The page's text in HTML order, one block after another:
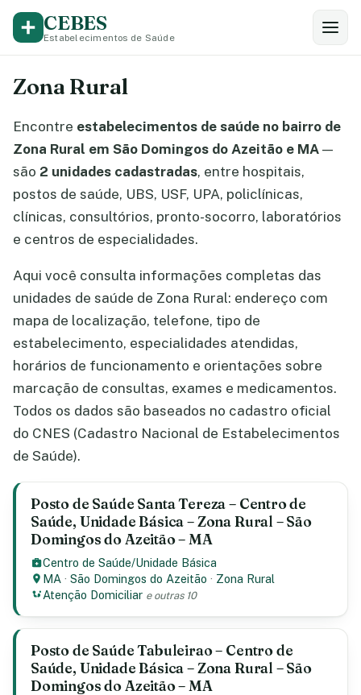
CEBES
Estabelecimentos de Saúde
Zona Rural
Encontre estabelecimentos de saúde no bairro de
Zona Rural em São Domingos do Azeitão e MA —
são 2 unidades cadastradas, entre hospitais,
postos de saúde, UBS, USF, UPA, policlínicas,
clínicas, consultórios, pronto-socorro, laboratórios
e centros de especialidades.
Aqui você consulta informações completas das
unidades de saúde de Zona Rural: endereço com
mapa de localização, telefone, tipo de
estabelecimento, especialidades atendidas,
horários de funcionamento e orientações sobre
marcação de consultas, exames e medicamentos.
Todos os dados são baseados no cadastro oficial
do CNES (Cadastro Nacional de Estabelecimentos
de Saúde).
Posto de Saúde Santa Tereza – Centro de
Saúde, Unidade Básica – Zona Rural – São
Domingos do Azeitão – MA
Centro de Saúde/Unidade Básica
MA ·São Domingos do Azeitão · Zona Rural
Atenção Domiciliar e outras 10
Posto de Saúde Tabuleirao – Centro de
Saúde, Unidade Básica – Zona Rural – São
Domingos do Azeitão – MA